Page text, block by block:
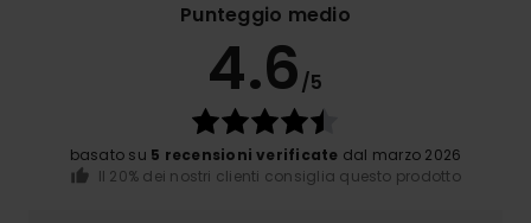
Punteggio medio
4.6/5
basato su 5 recensioni verificate dal marzo 2026
Il 20% dei nostri clienti consiglia questo prodotto